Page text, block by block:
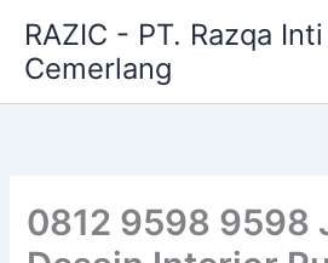
content
RAZIC - PT. Razqa Inti
Cemerlang
0812 9598 9598